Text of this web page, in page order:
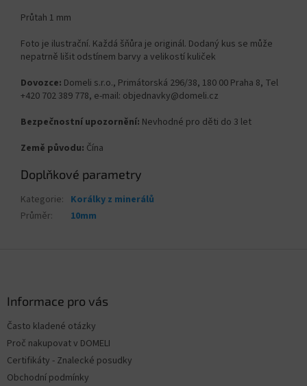
Průtah 1 mm
Foto je ilustrační. Každá šňůra je originál. Dodaný kus se může
nepatrně lišit odstínem barvy a velikostí kuliček
Dovozce: Domeli s.r.o., Primátorská 296/38, 180 00 Praha 8, Tel
+420 702 389 778, e-mail: objednavky@domeli.cz
Bezpečnostní upozornění: Nevhodné pro děti do 3 let
Země původu: Čína
Doplňkové parametry
Kategorie: Korálky z minerálů
Průměr: 10mm
Informace pro vás
Často kladené otázky
Proč nakupovat v DOMELI
Certifikáty - Znalecké posudky
Obchodní podmínky